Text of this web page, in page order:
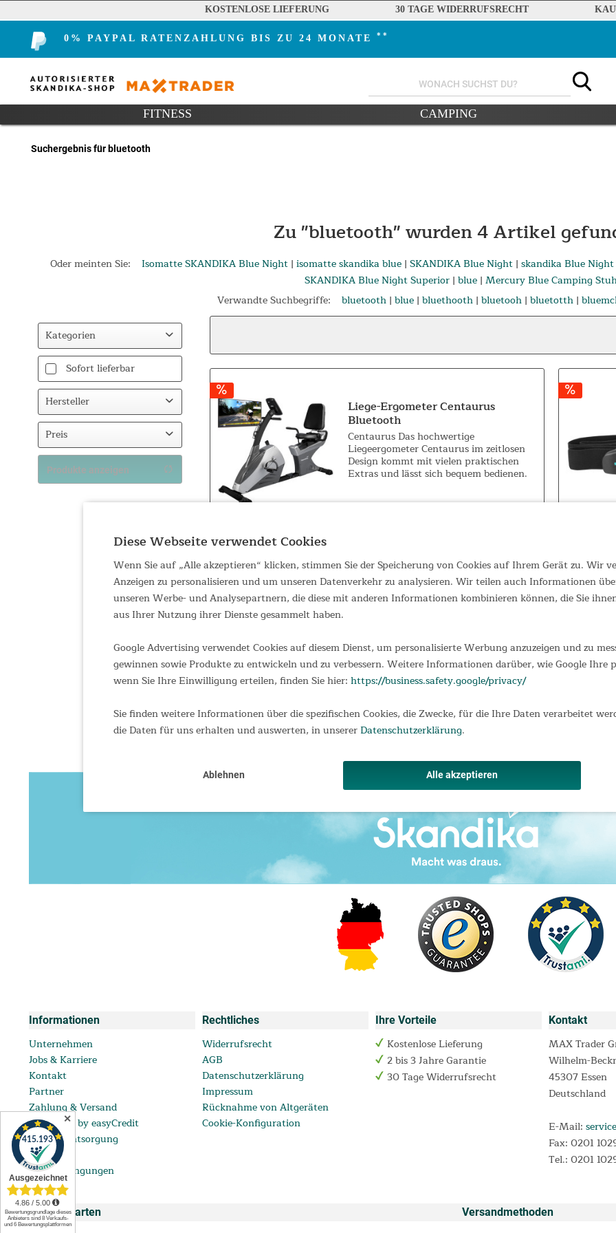
KOSTENLOSE LIEFERUNG 30 TAGE WIDERRUFSRECHT
0% PAYPAL RATENZAHLUNG BIS ZU 24 MONATE **
FITNESS CAMPING
Suchergebnis für bluetooth
Zu "bluetooth" wurden4Artikel
Oder meinten Sie: Isomatte SKANDIKA Blue Night | isomatte skandika blue | SKANDIKA Blue Night | skandika Blue Night
SKANDIKA Blue Night Superior| blue| Mercury Blue Camping
Verwandte Suchbegriffe:
bluetooth| blue| bluethooth| bluetooh| bluetotth|
Kategorien
Fitness
Ergometer
Accessoires
Sofort lieferbar
Hersteller
Skandika
Preis
von44,95 €bis
Produkte anzeigen
Liege-Ergometer Centaurus
Bluetooth
Centaurus Das hochwertige
Liegeergometer Centaurus im zeitlosen
Design kommt mit vielen praktischen
Extras und lässt sich bequem bedienen.
in den eigenen vier Wänden problemlos
849,00 €
X-Bike Foldaway X-3000
Bluetooth
von Heimtrainer, Liegeergometer und
Kraftstation und bietet damit ein
möglichst vielseitiges Training. Das
Multifunktionsgerät verbessert die
249,00 €
Informationen
Unternehmen
Jobs & Karriere
Kontakt
Partner
Zahlung & Versand
ratenkauf by easyCredit
Batterieentsorgung
FAQ
Lieferbedingungen
Rechtliches
Widerrufsrecht
AGB
Datenschutzerklärung
Impressum
Rücknahme von Altgeräten
Cookie-Konfiguration
Ihre Vorteile
Kostenlose Lieferung
2 bis 3 Jahre Garantie
30 Tage Widerrufsrecht
Kontakt
MAX Trader
Wilhelm-
45307 Essen
Deutschland
E-Mail:
Fax: 0201
Tel.: 0201
Zahlungsarten Versandmethoden
Diese Webseite verwendet Cookies
Wenn Sie auf „Alle akzeptieren“ klicken, stimmen Sie der Speicherung von Cookies auf Ihrem Gerät zu. Wir
Anzeigen zu personalisieren und um unseren Datenverkehr zu analysieren. Wir teilen auch Informationen
unseren Werbe- und Analysepartnern, die diese mit anderen Informationen kombinieren können, die Sie
aus Ihrer Nutzung ihrer Dienste gesammelt haben.
Google Advertising verwendet Cookies auf diesem Dienst, um personalisierte Werbung anzuzeigen und zu
gewinnen sowie Produkte zu entwickeln und zu verbessern. Weitere Informationen darüber, wie Google Ihre
wenn Sie Ihre Einwilligung erteilen, finden Sie hier: https://business.safety.google/privacy/
Sie finden weitere Informationen über die spezifischen Cookies, die Zwecke, für die Ihre Daten verarbeitet
die Daten für uns erhalten und auswerten, in unsererDatenschutzerklärung.
Ablehnen Alle akzeptieren
✕